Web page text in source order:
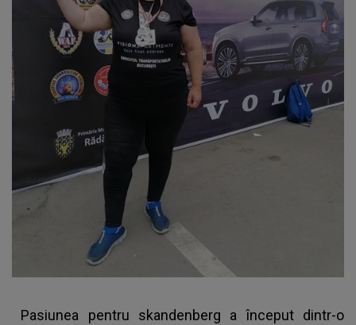
Pasiunea pentru skandenberg a început dintr-o